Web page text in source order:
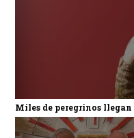
Miles de peregrinos